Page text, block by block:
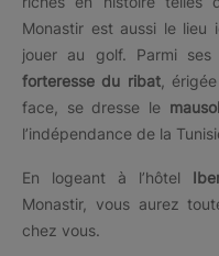
Monastir est aussi le lieu
jouer au golf. Parmi ses
forteresse du ribat,
face, se dresse le
l’indépendance de la
En logeant à l’hôtel
Monastir, vous aurez
chez vous.